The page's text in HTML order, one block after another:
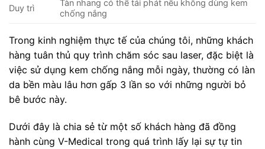
Duy trì
Tàn nhang có thể tái phát nếu không dùng kem
chống nắng
Trong kinh nghiệm thực tế của chúng tôi, những khách
hàng tuân thủ quy trình chăm sóc sau laser, đặc biệt là
việc sử dụng kem chống nắng mỗi ngày, thường có làn
da bền màu lâu hơn gấp 3 lần so với những người bỏ
bê bước này.
Dưới đây là chia sẻ từ một số khách hàng đã đồng
hành cùng V-Medical trong quá trình lấy lại sự tự tin